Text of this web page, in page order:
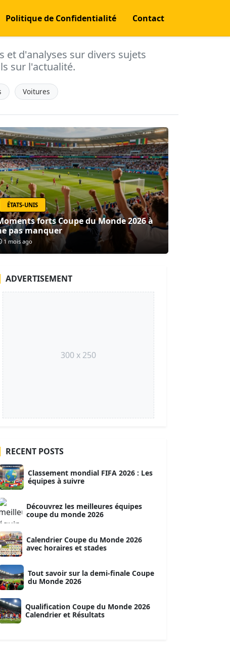
Politique de Confidentialité Contact
et d'analyses sur divers sujets
sur l'actualité.
Voitures
ÉTATS-UNIS
forts Coupe du Monde 2026 à
pas manquer
1 mois ago
ADVERTISEMENT
300 x 250
RECENT POSTS
Classement mondial FIFA 2026 : Les
équipes à suivre
Découvrez les meilleures équipes
coupe du monde 2026
Calendrier Coupe du Monde 2026
avec horaires et stades
Tout savoir sur la demi-finale Coupe
du Monde 2026
Qualification Coupe du Monde 2026
Calendrier et Résultats